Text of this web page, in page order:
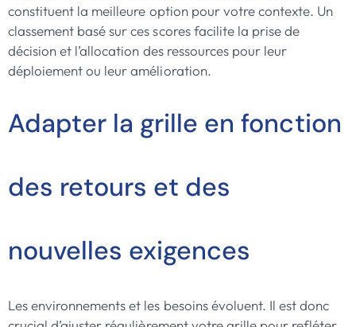
constituent la meilleure option pour votre contexte. Un
classement basé sur ces scores facilite la prise de
décision et l’allocation des ressources pour leur
déploiement ou leur amélioration.
Adapter la grille en fonction
des retours et des
nouvelles exigences
Les environnements et les besoins évoluent. Il est donc